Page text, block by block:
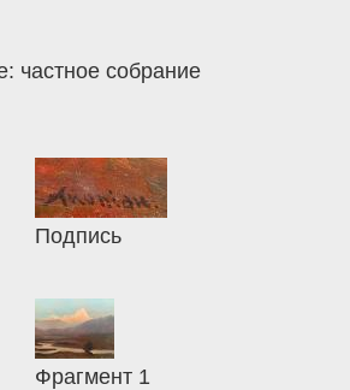
частное собрание
Подпись
Фрагмент 1